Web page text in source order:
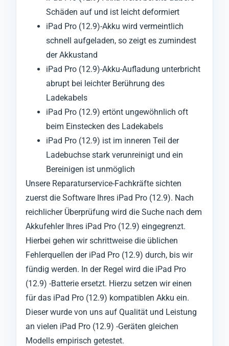
Schäden auf und ist leicht deformiert
iPad Pro (12.9)-Akku wird vermeintlich
schnell aufgeladen, so zeigt es zumindest
der Akkustand
iPad Pro (12.9)-Akku-Aufladung unterbricht
abrupt bei leichter Berührung des
Ladekabels
iPad Pro (12.9) ertönt ungewöhnlich oft
beim Einstecken des Ladekabels
iPad Pro (12.9) ist im inneren Teil der
Ladebuchse stark verunreinigt und ein
Bereinigen ist unmöglich
Unsere Reparaturservice-Fachkräfte sichten
zuerst die Software Ihres iPad Pro (12.9). Nach
reichlicher Überprüfung wird die Suche nach dem
Akkufehler Ihres iPad Pro (12.9) eingegrenzt.
Hierbei gehen wir schrittweise die üblichen
Fehlerquellen der iPad Pro (12.9) durch, bis wir
fündig werden. In der Regel wird die iPad Pro
(12.9) -Batterie ersetzt. Hierzu setzen wir einen
für das iPad Pro (12.9) kompatiblen Akku ein.
Dieser wurde von uns auf Qualität und Leistung
an vielen iPad Pro (12.9) -Geräten gleichen
Modells empirisch getestet.